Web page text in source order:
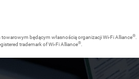
będącym własnością organizacji Wi-Fi Alliance®.
trademark of Wi-Fi Alliance®.